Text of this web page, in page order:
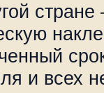
и всех